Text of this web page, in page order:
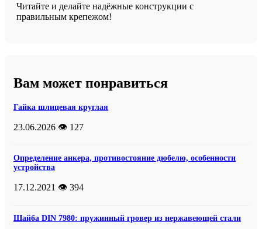
Читайте и делайте надёжные конструкции с
правильным крепежом!
Вам может понравиться
Гайка шлицевая круглая
23.06.2026 👁️ 127
Определение анкера, противостояние дюбелю, особенности
устройства
17.12.2021 👁️ 394
Шайба DIN 7980: пружинный гровер из нержавеющей стали